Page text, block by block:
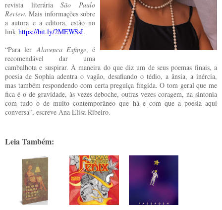
revista literáriaSão Paulo
Review. Mais informações sobre
a autora e a editora, estão no
link https://bit.ly/2MEWSsI.
“Para lerAlavenca Esfinge, é
recomendável dar uma
cambalhota e suspirar. À maneira do que diz um de seus poemas finais, a
poesia de Sophia adentra o vagão, desafiando o tédio, a ânsia, a inércia,
mas também respondendo com certa preguiça fingida. O tom geral que me
fica é o de gravidade, às vezes deboche, outras vezes coragem, na sintonia
com tudo o de muito contemporâneo que há e com que a poesia aqui
conversa”, escreve Ana Elisa Ribeiro.
Leia Também: